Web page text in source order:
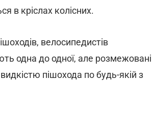
в кріслах колісних.
велосипедистів
одна до одної, але розмежовані
пішохода по будь-якій з